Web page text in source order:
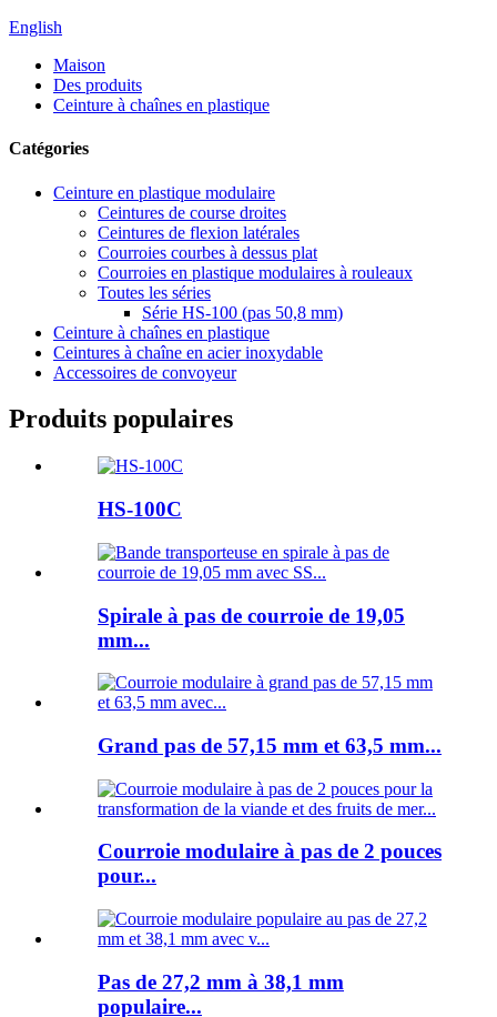
English
Maison
Des produits
Ceinture à chaînes en plastique
Catégories
Ceinture en plastique modulaire
Ceintures de course droites
Ceintures de flexion latérales
Courroies courbes à dessus plat
Courroies en plastique modulaires à rouleaux
Toutes les séries
Série HS-100 (pas 50,8 mm)
Ceinture à chaînes en plastique
Ceintures à chaîne en acier inoxydable
Accessoires de convoyeur
Produits populaires
HS-100C
Spirale à pas de courroie de 19,05
mm...
Grand pas de 57,15 mm et 63,5 mm...
Courroie modulaire à pas de 2 pouces
pour...
Pas de 27,2 mm à 38,1 mm
populaire...